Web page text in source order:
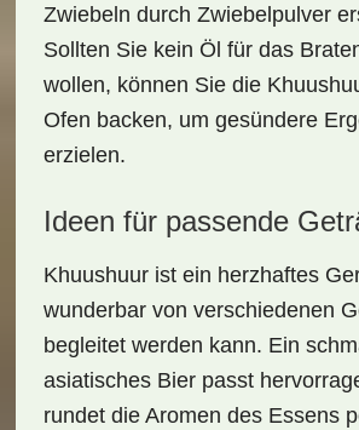
Zwiebeln durch Zwiebelpulver
Sollten Sie kein Öl für das
wollen, können Sie die
Ofen backen, um gesündere
erzielen.
Ideen für passende
Khuushuur ist ein herzhaftes
wunderbar von verschiedenen
begleitet werden kann. Ein
asiatisches Bierpasst
rundet die Aromen des Essens